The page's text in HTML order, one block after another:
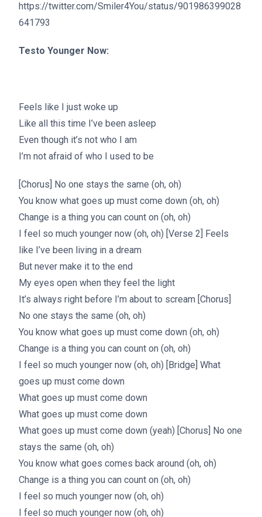
https://twitter.com/Smiler4You/status/901986399028
641793
Testo Younger Now:
Feels like I just woke up
Like all this time I’ve been asleep
Even though it’s not who I am
I’m not afraid of who I used to be
[Chorus] No one stays the same (oh, oh)
You know what goes up must come down (oh, oh)
Change is a thing you can count on (oh, oh)
I feel so much younger now (oh, oh) [Verse 2] Feels
like I’ve been living in a dream
But never make it to the end
My eyes open when they feel the light
It’s always right before I’m about to scream [Chorus]
No one stays the same (oh, oh)
You know what goes up must come down (oh, oh)
Change is a thing you can count on (oh, oh)
I feel so much younger now (oh, oh) [Bridge] What
goes up must come down
What goes up must come down
What goes up must come down
What goes up must come down (yeah) [Chorus] No one
stays the same (oh, oh)
You know what goes comes back around (oh, oh)
Change is a thing you can count on (oh, oh)
I feel so much younger now (oh, oh)
I feel so much younger now (oh, oh)